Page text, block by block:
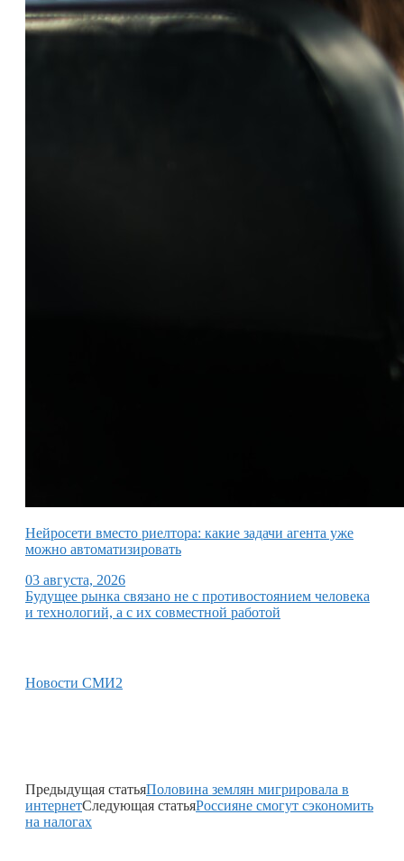
Нейросети вместо риелтора: какие задачи агента уже
можно автоматизировать
03 августа, 2026
Будущее рынка связано не с противостоянием человека
и технологий, а с их совместной работой
Новости СМИ2
Предыдущая статьяПоловина землян мигрировала в
интернетСледующая статьяРоссияне смогут сэкономить
на налогах